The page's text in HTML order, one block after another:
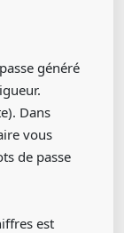
généré
Dans
vous
de passe
est